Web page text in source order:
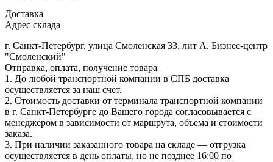
Доставка
Адрес склада
г. Санкт-Петербург, улица Смоленская 33, лит А. Бизнес-центр
"Смоленский"
Отправка, оплата, получение товара
1. До любой транспортной компании в СПБ доставка
осуществляется за наш счет.
2. Стоимость доставки от терминала транспортной компании
в г. Санкт-Петербурге до Вашего города согласовывается с
менеджером в зависимости от маршрута, объема и стоимости
заказа.
3. При наличии заказанного товара на складе — отгрузка
осуществляется в день оплаты, но не позднее 16:00 по